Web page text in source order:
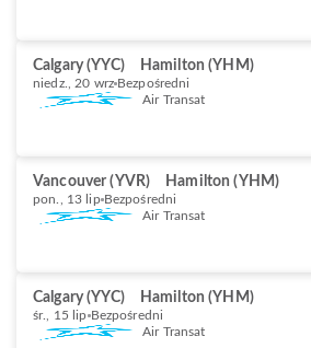
Calgary (YYC) Hamilton (YHM)
niedz., 20 wrz Bezpośredni
Air Transat
Vancouver (YVR) Hamilton (YHM)
pon., 13 lip Bezpośredni
Air Transat
Calgary (YYC) Hamilton (YHM)
śr., 15 lip Bezpośredni
Air Transat